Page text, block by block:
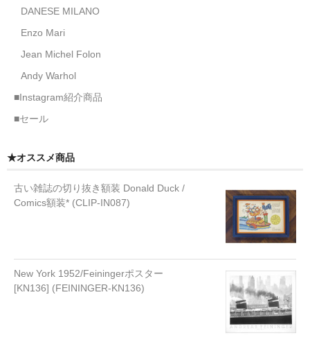
DANESE MILANO
Enzo Mari
Jean Michel Folon
Andy Warhol
■Instagram紹介商品
■セール
★オススメ商品
古い雑誌の切り抜き額装 Donald Duck /
Comics額装* (CLIP-IN087)
New York 1952/Feiningerポスター
[KN136] (FEININGER-KN136)